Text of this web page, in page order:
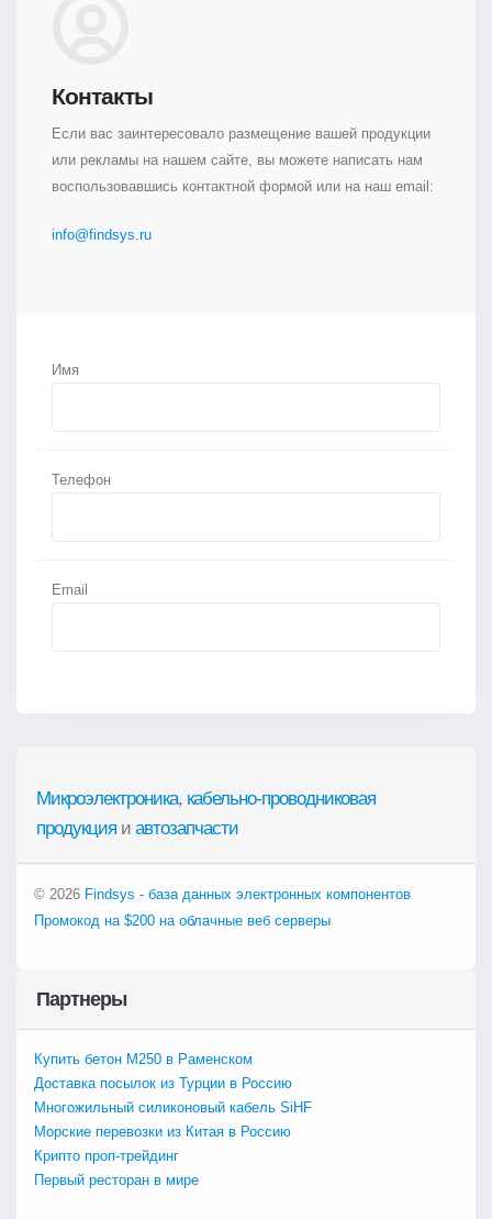
Контакты
Если вас заинтересовало размещение вашей продукции
или рекламы на нашем сайте, вы можете написать нам
воспользовавшись контактной формой или на наш email:
info@findsys.ru
Имя
Телефон
Email
Микроэлектроника, кабельно-проводниковая
продукция и автозапчасти
© 2026 Findsys - база данных электронных компонентов
Промокод на $200 на облачные веб серверы
Партнеры
Купить бетон М250 в Раменском
Доставка посылок из Турции в Россию
Многожильный силиконовый кабель SiHF
Морские перевозки из Китая в Россию
Крипто проп-трейдинг
Первый ресторан в мире